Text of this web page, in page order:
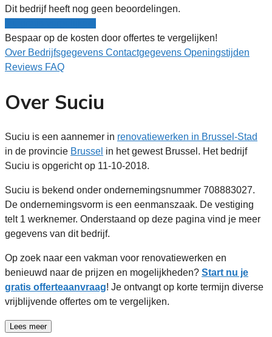
Dit bedrijf heeft nog geen beoordelingen.
Bespaar op de kosten door offertes te vergelijken!
Over Bedrijfsgegevens Contactgegevens Openingstijden
Reviews FAQ
Over Suciu
Suciu is een aannemer in renovatiewerken in Brussel-Stad
in de provincie Brussel in het gewest Brussel. Het bedrijf
Suciu is opgericht op 11-10-2018.
Suciu is bekend onder ondernemingsnummer 708883027.
De ondernemingsvorm is een eenmanszaak. De vestiging
telt 1 werknemer. Onderstaand op deze pagina vind je meer
gegevens van dit bedrijf.
Op zoek naar een vakman voor renovatiewerken en
benieuwd naar de prijzen en mogelijkheden? Start nu je
gratis offerteaanvraag! Je ontvangt op korte termijn diverse
vrijblijvende offertes om te vergelijken.
Lees meer